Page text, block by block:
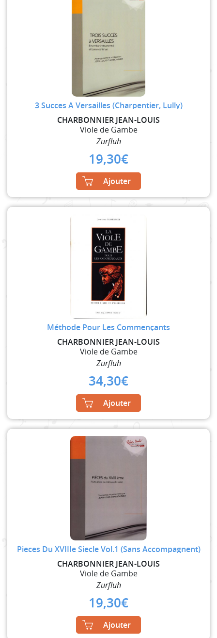
3 Succes A Versailles (Charpentier, Lully)
CHARBONNIER JEAN-LOUIS
Viole de Gambe
Zurfluh
19,30€
Ajouter
Méthode Pour Les Commençants
CHARBONNIER JEAN-LOUIS
Viole de Gambe
Zurfluh
34,30€
Ajouter
Pieces Du XVIIIe Siecle Vol.1 (Sans Accompagnent)
CHARBONNIER JEAN-LOUIS
Viole de Gambe
Zurfluh
19,30€
Ajouter